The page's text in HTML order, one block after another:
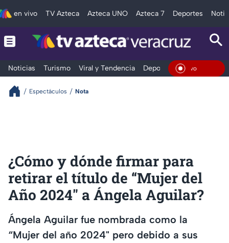
en vivo TV Azteca Azteca UNO Azteca 7 Deportes
Noticias Turismo Viral y Tendencia Deportes Espectáculos
En
Espectáculos Nota
¿Cómo y dónde firmar para
retirar el título de “Mujer del
Año 2024" a Ángela Aguilar?
Ángela Aguilar fue nombrada como la
“Mujer del año 2024" pero debido a sus